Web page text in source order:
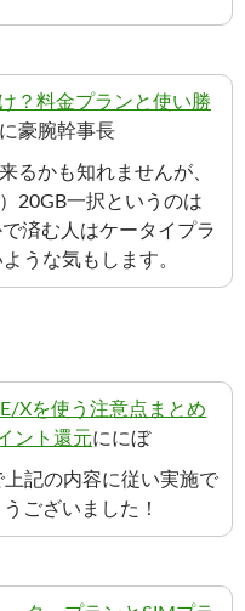
？料金プランと使い勝
に豪腕幹事長
るかも知れませんが、
20GB一択というのは
済む人はケータイプラ
うな気もします。
Xを使う注意点まとめ
ント還元ににぼ
記の内容に従い実施で
ございました！